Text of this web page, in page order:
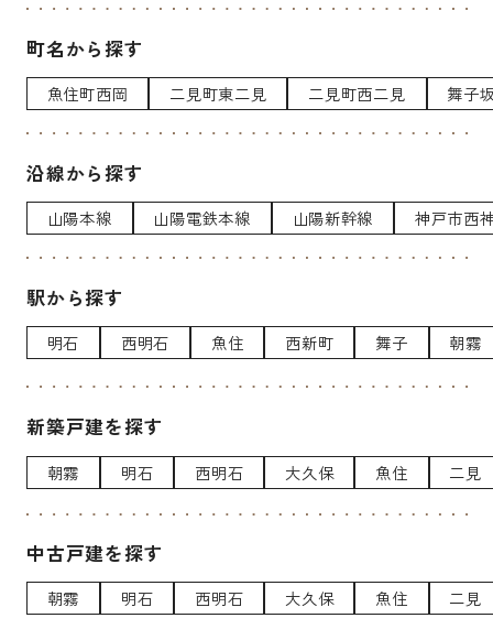
町名から探す
魚住町西岡 二見町東二見 二見町西二見 舞子
沿線から探す
山陽本線 山陽電鉄本線 山陽新幹線 神戸市西
駅から探す
明石 西明石 魚住 西新町 舞子 朝霧
新築戸建を探す
朝霧 明石 西明石 大久保 魚住 二見
中古戸建を探す
朝霧 明石 西明石 大久保 魚住 二見